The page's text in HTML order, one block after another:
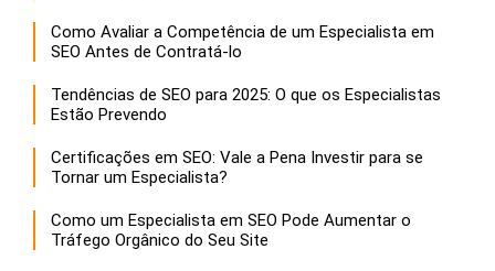
Como Avaliar a Competência de um Especialista em
SEO Antes de Contratá-lo
Tendências de SEO para 2025: O que os Especialistas
Estão Prevendo
Certificações em SEO: Vale a Pena Investir para se
Tornar um Especialista?
Como um Especialista em SEO Pode Aumentar o
Tráfego Orgânico do Seu Site